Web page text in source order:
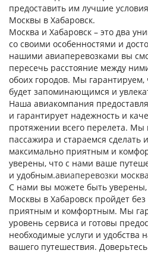
предоставить им лучшие
Москвы в Хабаровск.
Москва и Хабаровск – это два
со своими особенностями и
нашими авиаперевозками вы
пересечь расстояние между
обоих городов. Мы
будет запоминающимся и
Наша авиакомпания
и гарантирует надежность и
протяжении всего перелета.
пассажира и стараемся сделать
максимально приятным и
уверены, что с нами ваше
и удобным.авиаперевозки
С нами вы можете быть
Москвы в Хабаровск пройдет
приятным и комфортным. Мы
уровень сервиса и готовы
необходимые услуги и удобства
вашего путешествия.